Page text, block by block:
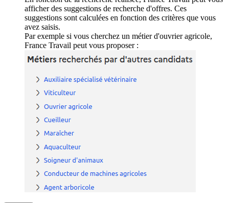
afficher des suggestions de recherche d'offres. Ces
suggestions sont calculées en fonction des critères que vous
avez saisis.
Par exemple si vous cherchez un métier d'ouvrier agricole,
France Travail peut vous proposer :